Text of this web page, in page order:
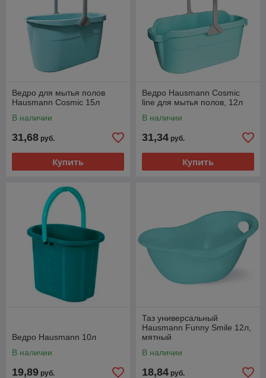
Ведро для мытья полов
Hausmann Cosmic 15л
В наличии
31,68 руб.
Купить
Ведро Hausmann Cosmic
line для мытья полов, 12л
В наличии
31,34 руб.
Купить
Ведро Hausmann 10л
В наличии
19,89 руб.
Таз универсальный
Hausmann Funny Smile 12л,
мятный
В наличии
18,84 руб.